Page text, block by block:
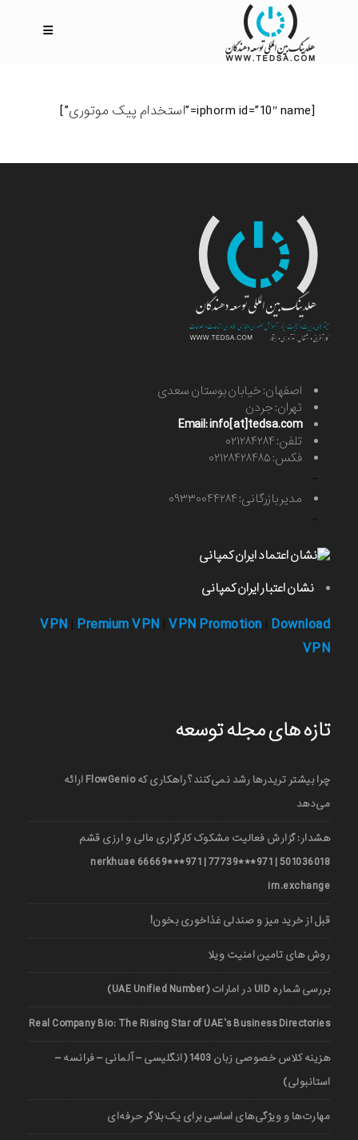
[iphorm id=”10″ name=”استخدام پیک موتوری”]
اصفهان: خیابان بوستان سعدی
تهران: جردن
Email: info[at]tedsa.com
تلفن: ۰۲۱۲۸۴۲۸۴
فکس: ۰۲۱۲۸۴۲۸۴۸۵
مدیر بازرگانی: ۰۹۳۳۰۰۴۴۲۸۴
نشان اعتبار ایران کمپانی
VPN Premium VPN VPN Promotion Download
VPN
تازه های مجله توسعه
چرا بیشتر تریدرها رشد نمی‌کنند؟ راهکاری که FlowGenio ارائه
می‌دهد
هشدار: گزارش فعالیت مشکوک کارگزاری مالی و ارزی قشم
501036018 | 971***77739 | 971***66669 nerkhuae
irn.exchange
قبل از خرید میز و صندلی غذاخوری بخون!
روش های تامین امنیت ویلا
بررسی شماره UID در امارات (UAE Unified Number)
Real Company Bio: The Rising Star of UAE’s Business Directories
هزینه کلاس خصوصی زبان 1403 (انگلیسی – آلمانی – فرانسه –
استانبولی)
مهارت‌ها و ویژگی‌های اساسی برای یک بلاگر حرفه‌ای